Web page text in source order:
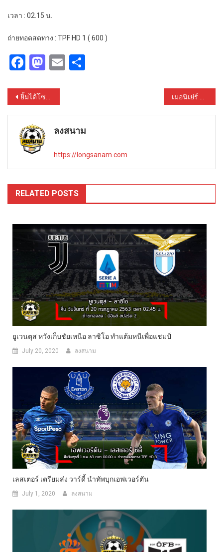
เวลา : 02.15 น.
ถ่ายทอดสดทาง : TPF HD 1 ( 600 )
Facebook
Mastodon
Email
Post
navigation
ยิ้มได้โซลชา! อาจได้ตัวกองกลางมาเพิ่มความเสริมแกร่งให้แมนยู
ลงสนาม
https://longsanam.com
RELATED POSTS
ยูเวนตุส หวังเก็บชัยเหนือ ลาซิโอ ทำแต้มหนีเพื่อแชมป์
July 20, 2020 ลงสนาม
เลสเตอร์ เตรียมส่ง วาร์ดี้ นำทัพบุกเอฟเวอร์ตัน
July 1, 2020 ลงสนาม